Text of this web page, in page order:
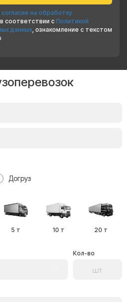
согласие на обработку
в соответствии с Политикой
данных, ознакомление с текстом
Догруз
5 т 10 т 20 т
Кол-во